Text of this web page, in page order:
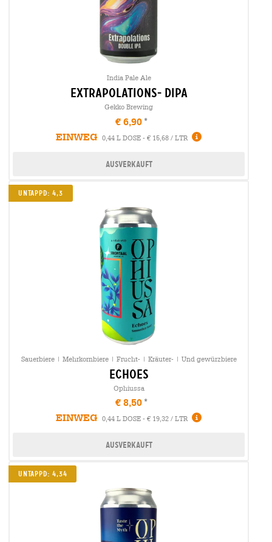
India Pale Ale
extrapolations- dipa
Gekko Brewing
€ 6,90
EINWEG
0,44 L DOSE - € 15,68 / LTR
Ausverkauft
UNTAPPD: 4,3
Sauerbiere | Mehrkornbiere | Frucht- | Kräuter- | Und gewürzbiere
echoes
Ophiussa
€ 8,50
EINWEG
0,44 L DOSE - € 19,32 / LTR
Ausverkauft
UNTAPPD: 4,34